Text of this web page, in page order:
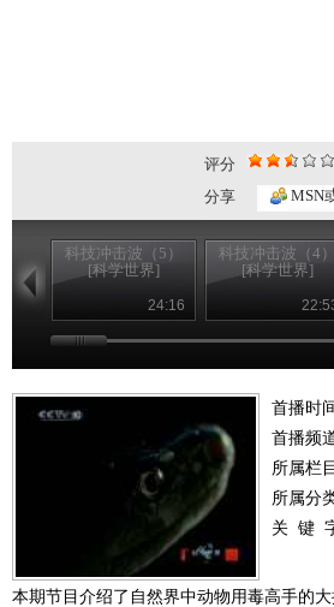
评分
分享
MSN
科技冲击波（5）
[科学世界]
24:16
科技冲击波（4）
[科学世界]
首播时
首播频
所属栏
所属分
关 键
本期节目介绍了自然界中动物用毒高手的